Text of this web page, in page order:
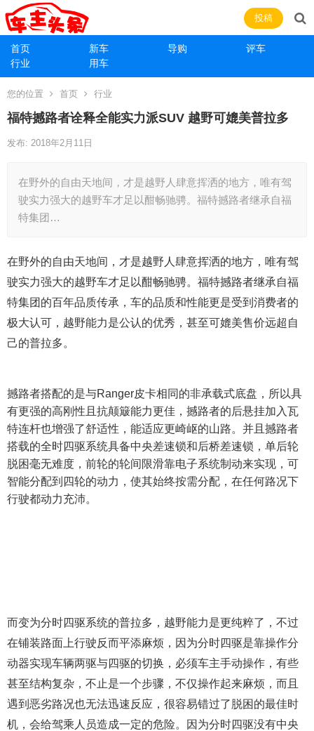
首页 新车 导购
评车
行业
用车
投稿
您的位置 首页 行业
福特撼路者诠释全能实力派SUV 越野可媲美普拉多
发布: 2018年2月11日
在野外的自由天地间，才是越野人肆意挥洒的地方，唯有驾
驶实力强大的越野车才足以酣畅驰骋。福特撼路者继承自福
特集团…
在野外的自由天地间，才是越野人肆意挥洒的地方，唯有驾
驶实力强大的越野车才足以酣畅驰骋。福特撼路者继承自福
特集团的百年品质传承，车的品质和性能更是受到消费者的
极大认可，越野能力是公认的优秀，甚至可媲美售价远超自
己的普拉多。
撼路者搭配的是与Ranger皮卡相同的非承载式底盘，所以具
有更强的高刚性且抗颠簸能力更佳，撼路者的后悬挂加入瓦
特连杆也增强了舒适性，能适应更崎岖的山路。并且撼路者
搭载的全时四驱系统具备中央差速锁和后桥差速锁，单后轮
脱困毫无难度，前轮的轮间限滑靠电子系统制动来实现，可
智能分配到四轮的动力，使其始终按需分配，在任何路况下
行驶都动力充沛。
而变为分时四驱系统的普拉多，越野能力是更纯粹了，不过
在铺装路面上行驶反而平添麻烦，因为分时四驱是靠操作分
动器实现车辆两驱与四驱的切换，必须车主手动操作，有些
甚至结构复杂，不止是一个步骤，不仅操作起来麻烦，而且
遇到恶劣路况也无法迅速反应，很容易错过了脱困的最佳时
机，会给驾乘人员造成一定的危险。因为分时四驱没有中央